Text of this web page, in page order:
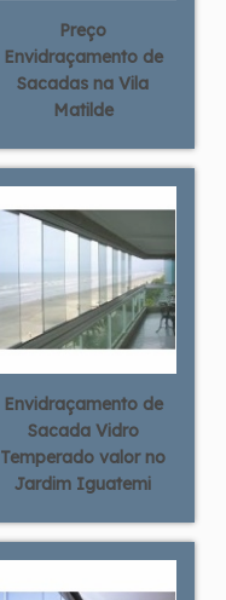
Preço
Envidraçamento de
Sacadas na Vila
Matilde
Envidraçamento de
Sacada Vidro
Temperado valor no
Jardim Iguatemi